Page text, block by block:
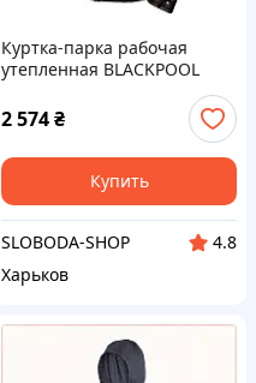
Куртка-парка рабочая
утепленная BLACKPOOL
2 574₴
Купить
SLOBODA-SHOP
4.8
Харьков